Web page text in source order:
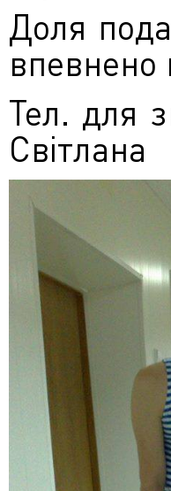
Доля
впевнено
Тел. для
Світлана